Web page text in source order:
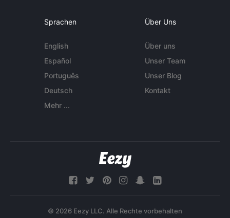
Sprachen
English
Español
Português
Deutsch
Mehr ...
Über Uns
Über uns
Unser Team
Unser Blog
Kontakt
© 2026 Eezy LLC. Alle Rechte vorbehalten